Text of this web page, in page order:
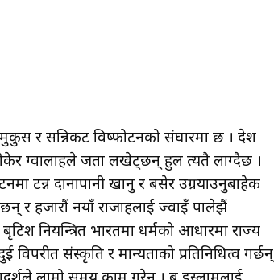
र सन्निकट विष्फोटनको संघारमा छ । देश
ग्वालाहरूले जता लखेट्छन् हुल त्यतै लाग्दैछ ।
टन्न दानापानी खानु र बसेर उग्रयाउनुबाहेक
र हजारौं नयाँ राजाहरूलाई ज्वाइँ पालेझैं
नियन्त्रित भारतमा धर्मको आधारमा राज्य
संस्कृति र मान्यताको प्रतिनिधित्व गर्छन्